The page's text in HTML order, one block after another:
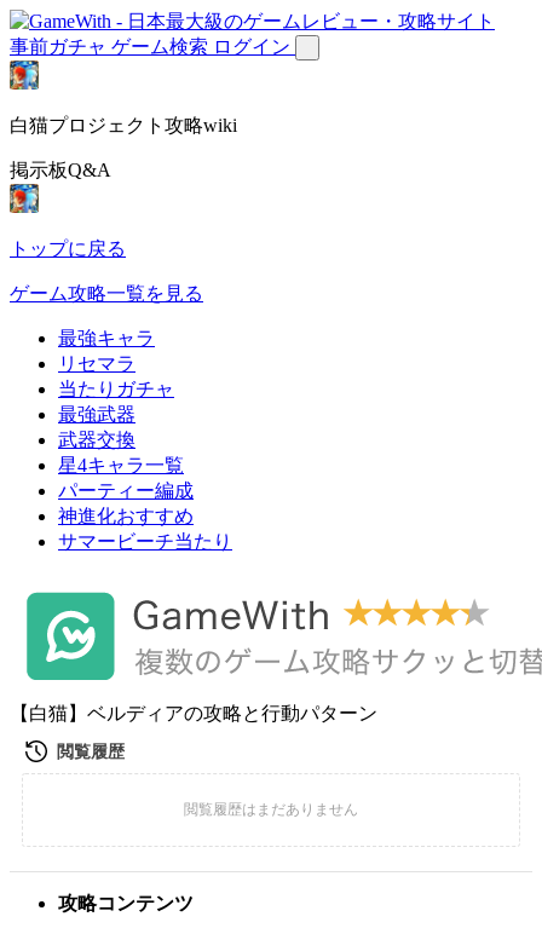
事前ガチャ ゲーム検索 ログイン
白猫プロジェクト攻略wiki
掲示板Q&A
トップに戻る
ゲーム攻略一覧を見る
最強キャラ
リセマラ
当たりガチャ
最強武器
武器交換
星4キャラ一覧
パーティー編成
神進化おすすめ
サマービーチ当たり
【白猫】ベルディアの攻略と行動パターン
攻略コンテンツ